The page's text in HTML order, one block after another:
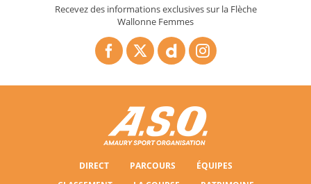
Recevez des informations exclusives sur la Flèche
Wallonne Femmes
DIRECT PARCOURS
ÉQUIPES